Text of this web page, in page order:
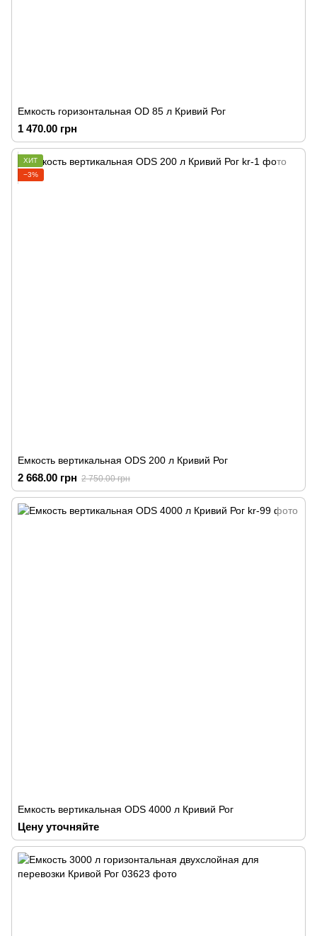
Емкость горизонтальная OD 85 л Кривий Рог
1 470.00 грн
ХИТ
−3%
Емкость вертикальная ODS 200 л Кривий Рог
2 668.00 грн 2 750.00 грн
Емкость вертикальная ODS 4000 л Кривий Рог
Цену уточняйте